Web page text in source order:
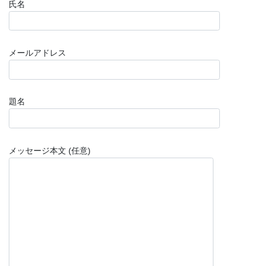
氏名
メールアドレス
題名
メッセージ本文 (任意)